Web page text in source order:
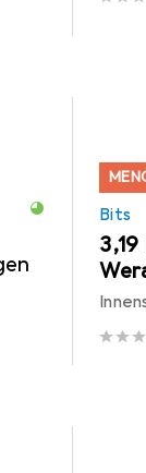
Bits
EUR
3,19